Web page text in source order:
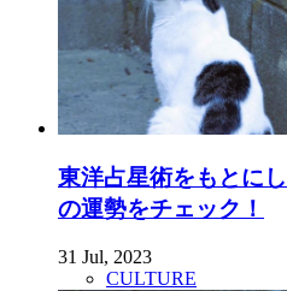
東洋占星術をもとに
の運勢をチェック！
31 Jul, 2023
CULTURE